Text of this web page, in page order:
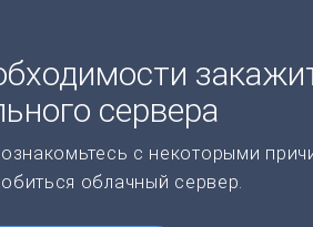
сервера
с некоторыми
облачный сервер.